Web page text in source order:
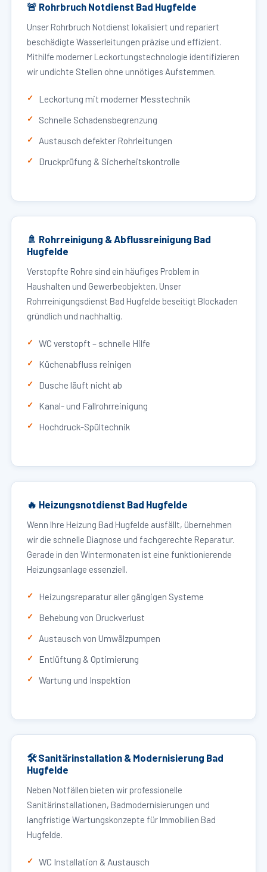
🚨 Rohrbruch Notdienst Bad Hugfelde
Unser Rohrbruch Notdienst lokalisiert und repariert
beschädigte Wasserleitungen präzise und effizient.
Mithilfe moderner Leckortungstechnologie identifizieren
wir undichte Stellen ohne unnötiges Aufstemmen.
Leckortung mit moderner Messtechnik
Schnelle Schadensbegrenzung
Austausch defekter Rohrleitungen
Druckprüfung & Sicherheitskontrolle
🚿 Rohrreinigung & Abflussreinigung Bad
Hugfelde
Verstopfte Rohre sind ein häufiges Problem in
Haushalten und Gewerbeobjekten. Unser
Rohrreinigungsdienst Bad Hugfelde beseitigt Blockaden
gründlich und nachhaltig.
WC verstopft – schnelle Hilfe
Küchenabfluss reinigen
Dusche läuft nicht ab
Kanal- und Fallrohrreinigung
Hochdruck-Spültechnik
🔥 Heizungsnotdienst Bad Hugfelde
Wenn Ihre Heizung Bad Hugfelde ausfällt, übernehmen
wir die schnelle Diagnose und fachgerechte Reparatur.
Gerade in den Wintermonaten ist eine funktionierende
Heizungsanlage essenziell.
Heizungsreparatur aller gängigen Systeme
Behebung von Druckverlust
Austausch von Umwälzpumpen
Entlüftung & Optimierung
Wartung und Inspektion
🛠 Sanitärinstallation & Modernisierung Bad
Hugfelde
Neben Notfällen bieten wir professionelle
Sanitärinstallationen, Badmodernisierungen und
langfristige Wartungskonzepte für Immobilien Bad
Hugfelde.
WC Installation & Austausch